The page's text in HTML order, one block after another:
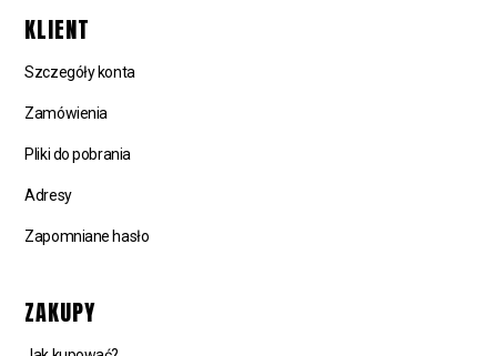
KLIENT
Szczegóły konta
Zamówienia
Pliki do pobrania
Adresy
Zapomniane hasło
ZAKUPY